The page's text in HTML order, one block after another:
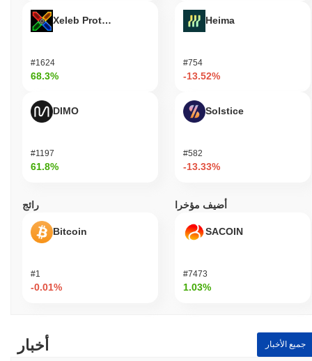
Xeleb Protocol
#1624
68.3%
DIMO
#1197
61.8%
Heima
#754
-13.52%
Solstice
#582
-13.33%
رائج
Bitcoin
#1
-0.01%
أضيف مؤخرا
SACOIN
#7473
1.03%
أخبار جميع الأخبار